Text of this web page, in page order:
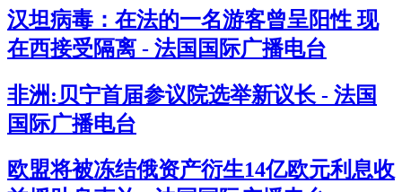
汉坦病毒：在法的一名游客曾呈阳性 现
在西接受隔离 - 法国国际广播电台
非洲:贝宁首届参议院选举新议长 - 法国
国际广播电台
欧盟将被冻结俄资产衍生14亿欧元利息收